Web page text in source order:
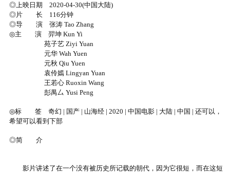
◎上映日期 2020-04-30(中国大陆)
◎片 长 116分钟
◎导 演 张涛 Tao Zhang
◎主 演 羿坤 Kun Yi
苑子艺 Ziyi Yuan
元华 Wah Yuen
元秋 Qiu Yuen
袁伶嫣 Lingyan Yuan
王若心 Ruoxin Wang
彭禺厶 Yusi Peng
◎标 签 奇幻 | 国产 | 山海经 | 2020 | 中国电影 | 大陆 | 中国 | 还可以，
希望可以看到下部
◎简 介
影片讲述了在一个没有被历史所记载的朝代，因为它很短，而在这短